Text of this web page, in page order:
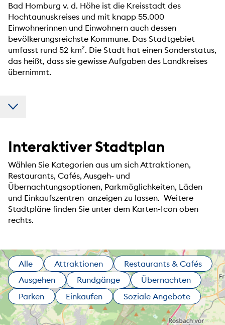
Bad Homburg v. d. Höhe ist die Kreisstadt des
Hochtaunuskreises und mit knapp 55.000
Einwohnerinnen und Einwohnern auch dessen
bevölkerungsreichste Kommune. Das Stadtgebiet
umfasst rund 52 km². Die Stadt hat einen Sonderstatus,
das heißt, dass sie gewisse Aufgaben des Landkreises
übernimmt.
Interaktiver Stadtplan
Wählen Sie Kategorien aus um sich Attraktionen,
Restaurants, Cafés, Ausgeh- und
Übernachtungsoptionen, Parkmöglichkeiten, Läden
und Einkaufszentren anzeigen zu lassen. Weitere
Stadtpläne finden Sie unter dem Karten-Icon oben
rechts.
Alle Attraktionen
Restaurants & Cafés
Ausgehen
Rundgänge
Übernachten
Parken
Einkaufen Soziale Angebote